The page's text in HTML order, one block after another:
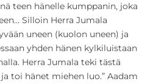
teen hänelle kumppanin, joka
Silloin Herra Jumala
uneen (kuolon uneen) ja
yhden hänen kylkiluistaan
Herra Jumala teki tästä
toi hänet miehen luo.” Aadam